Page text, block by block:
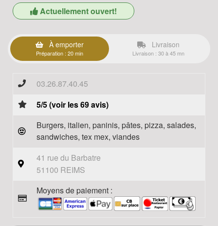
Actuellement ouvert!
À emporter
Préparation : 20 min
Livraison
Livraison : 30 à 45 mn
03.26.87.40.45
5/5 (voir les 69 avis)
Burgers, italien, paninis, pâtes, pizza, salades,
sandwiches, tex mex, viandes
41 rue du Barbatre
51100 REIMS
Moyens de paiement :